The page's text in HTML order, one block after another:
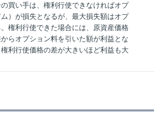
買い手は、権利行使できなければオプ
）が損失となるが、最大損失額はオプ
権利行使できた場合には、原資産価格
らオプション料を引いた額が利益とな
利行使価格の差が大きいほど利益も大